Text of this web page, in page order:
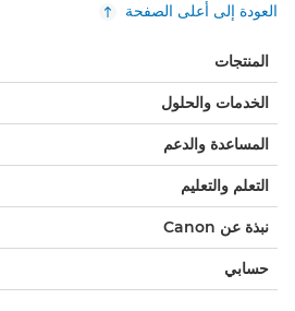
العودة إلى أعلى الصفحة
المنتجات
الخدمات والحلول
المساعدة والدعم
التعلم والتعليم
نبذة عن Canon
حسابي